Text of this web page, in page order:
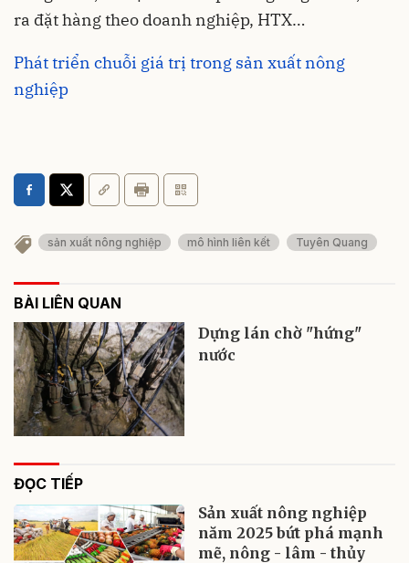
ra đặt hàng theo doanh nghiệp, HTX…
Phát triển chuỗi giá trị trong sản xuất nông
nghiệp
sản xuất nông nghiệp mô hình liên kết Tuyên Quang
BÀI LIÊN QUAN
Dựng lán chờ "hứng"
nước
ĐỌC TIẾP
Sản xuất nông nghiệp
năm 2025 bứt phá mạnh
mẽ, nông - lâm - thủy